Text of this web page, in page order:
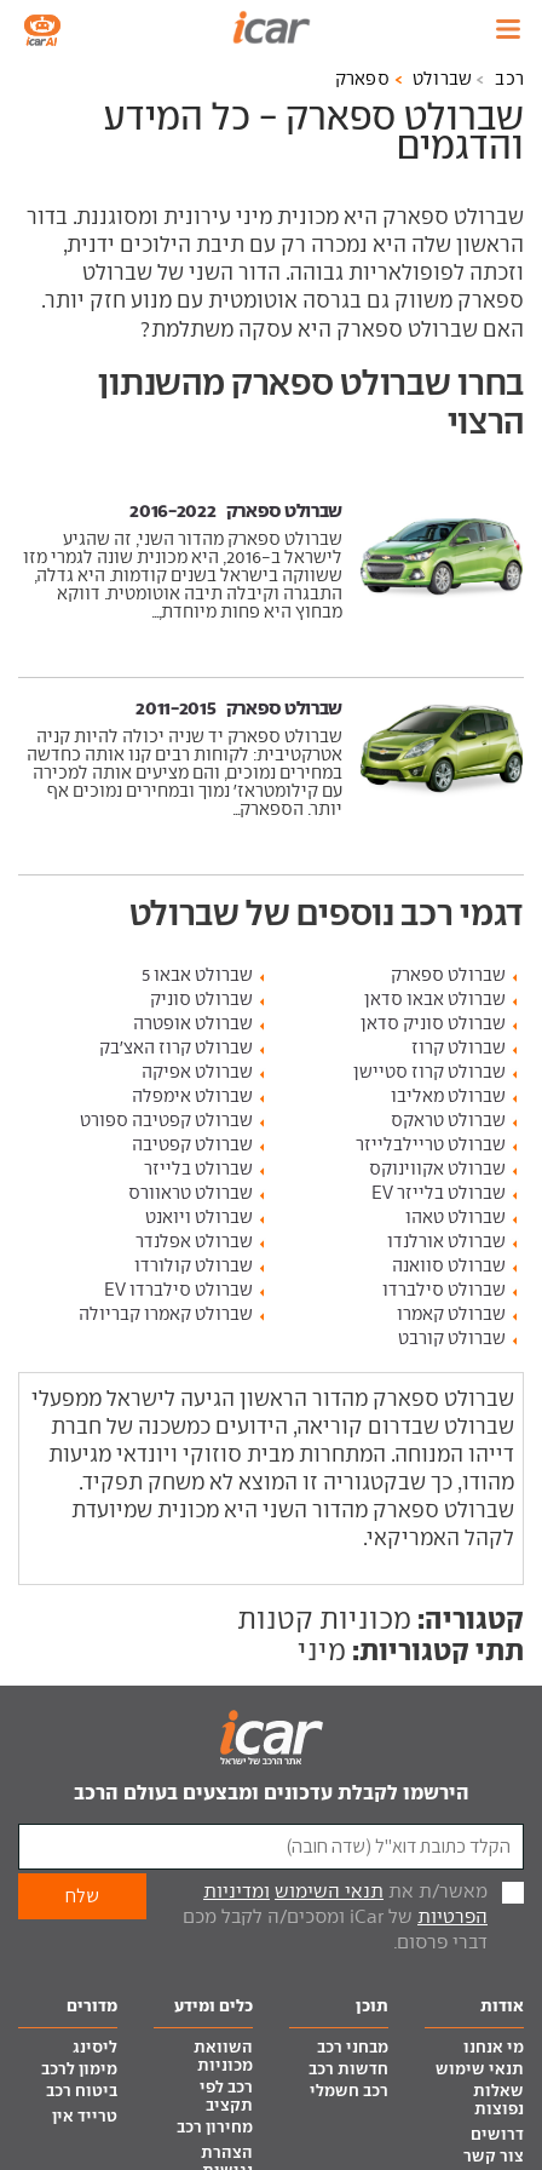
רכב שברולט ספארק
שברולט ספארק - כל המידע
והדגמים
שברולט ספארק היא מכונית מיני עירונית ומסוגננת. בדור
הראשון שלה היא נמכרה רק עם תיבת הילוכים ידנית,
וזכתה לפופולאריות גבוהה. הדור השני של שברולט
ספארק משווק גם בגרסה אוטומטית עם מנוע חזק יותר.
האם שברולט ספארק היא עסקה משתלמת?
בחרו שברולט ספארק מהשנתון
הרצוי
שברולט ספארק ‏ 2016-2022
שברולט ספארק מהדור השני, זה שהגיע
לישראל ב-2016, היא מכונית שונה לגמרי מזו
ששווקה בישראל בשנים קודמות. היא גדלה,
התבגרה וקיבלה תיבה אוטומטית. דווקא
מבחוץ היא פחות מיוחדת,...
שברולט ספארק ‏ 2011-2015
שברולט ספארק יד שניה יכולה להיות קניה
אטרקטיבית: לקוחות רבים קנו אותה כחדשה
במחירים נמוכים, והם מציעים אותה למכירה
עם קילומטראז' נמוך ובמחירים נמוכים אף
יותר. הספארק...
דגמי רכב נוספים של שברולט
שברולט ספארק
שברולט אבאו 5
שברולט אבאו סדאן
שברולט סוניק
שברולט סוניק סדאן
שברולט אופטרה
שברולט קרוז
שברולט קרוז האצ'בק
שברולט קרוז סטיישן
שברולט אפיקה
שברולט מאליבו
שברולט אימפלה
שברולט טראקס
שברולט קפטיבה ספורט
שברולט טריילבלייזר
שברולט קפטיבה
שברולט אקווינוקס
שברולט בלייזר
שברולט בלייזר EV
שברולט טראוורס
שברולט טאהו
שברולט ויואנט
שברולט אורלנדו
שברולט אפלנדר
שברולט סוואנה
שברולט קולורדו
שברולט סילברדו
שברולט סילברדו EV
שברולט קאמרו
שברולט קאמרו קבריולה
שברולט קורבט
שברולט ספארק מהדור הראשון הגיעה לישראל ממפעלי
שברולט שבדרום קוריאה, הידועים כמשכנה של חברת
דייהו המנוחה. המתחרות מבית סוזוקי ויונדאי מגיעות
מהודו, כך שבקטגוריה זו המוצא לא משחק תפקיד.
שברולט ספארק מהדור השני היא מכונית שמיועדת
לקהל האמריקאי.
קטגוריה: מכוניות קטנות
תתי קטגוריות: מיני
הירשמו לקבלת עדכונים ומבצעים בעולם הרכב
מאשר/ת את תנאי השימוש ומדיניות
הפרטיות
של iCar ומסכים/ה לקבל מכם
דברי פרסום.
אודות
מי אנחנו
תנאי שימוש
שאלות
נפוצות
דרושים
צור קשר
תוכן
מבחני רכב
חדשות רכב
רכב חשמלי
כלים ומידע
השוואת
מכוניות
רכב לפי
תקציב
מחירון רכב
הצהרת
מדורים
ליסינג
מימון לרכב
ביטוח רכב
טרייד אין